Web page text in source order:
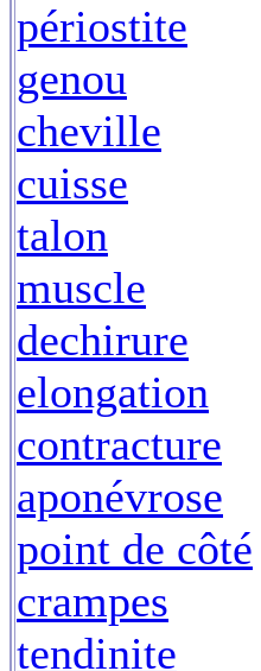
périostite
genou
cheville
cuisse
talon
muscle
dechirure
elongation
contracture
aponévrose
point de côté
crampes
tendinite